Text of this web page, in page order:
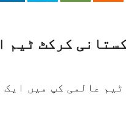
کرکٹ ٹیم
عالمی کپ میں